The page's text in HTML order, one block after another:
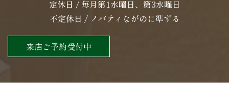
定休日 / 毎月第1水曜日、第3水曜日
不定休日 / ノバティながのに準ずる
来店ご予約受付中